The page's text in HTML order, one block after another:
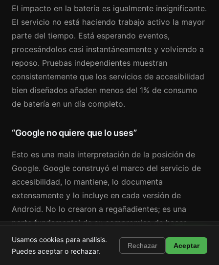
El impacto en la batería es igualmente insignificante.
El servicio no está haciendo trabajo activo la mayor
parte del tiempo. Está esperando eventos,
procesándolos casi instantáneamente y volviendo a
reposo. Pruebas independientes muestran
consistentemente que los servicios de accesibilidad
bien diseñados añaden menos del 1% de consumo
de batería en un día completo.
“Google no quiere que lo uses”
Esto es una mala interpretación de la posición de
Google. Google construyó el marco del servicio de
accesibilidad, lo mantiene, lo documenta
extensamente y lo incluye en cada versión de
Android. No lo crearon a regañadientes; es una
parte fundamental de su compromiso de hacer
Android utilizable por todos.
Bloquea Shorts, Reels y TikTok Instalar
Usamos cookies para análisis.
Puedes aceptar o rechazar.
Rechazar Aceptar